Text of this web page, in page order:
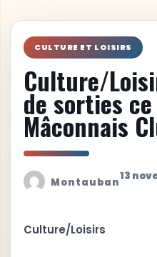
CULTURE ET LOISIRS
Culture/
de sorties
Mâconnais
Montauban13
Culture/Loisirs